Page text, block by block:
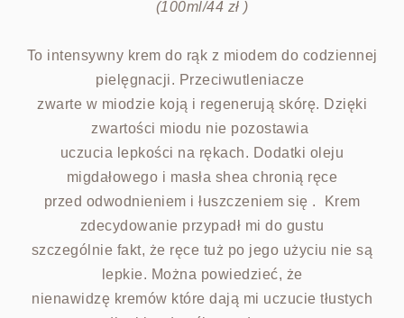
(100ml/44 zł )
To intensywny krem do rąk z miodem do codziennej
pielęgnacji. Przeciwutleniacze
zwarte w miodzie koją i regenerują skórę. Dzięki
zwartości miodu nie pozostawia
uczucia lepkości na rękach. Dodatki oleju
migdałowego i masła shea chronią ręce
przed odwodnieniem i łuszczeniem się . Krem
zdecydowanie przypadł mi do gustu
szczególnie fakt, że ręce tuż po jego użyciu nie są
lepkie. Można powiedzieć, że
nienawidzę kremów które dają mi uczucie tłustych